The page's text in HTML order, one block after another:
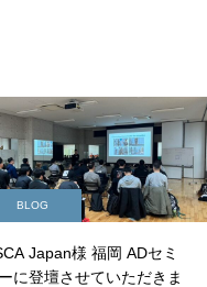
BLOG
Japan様 福岡 ADセミ
に登壇させていただきま